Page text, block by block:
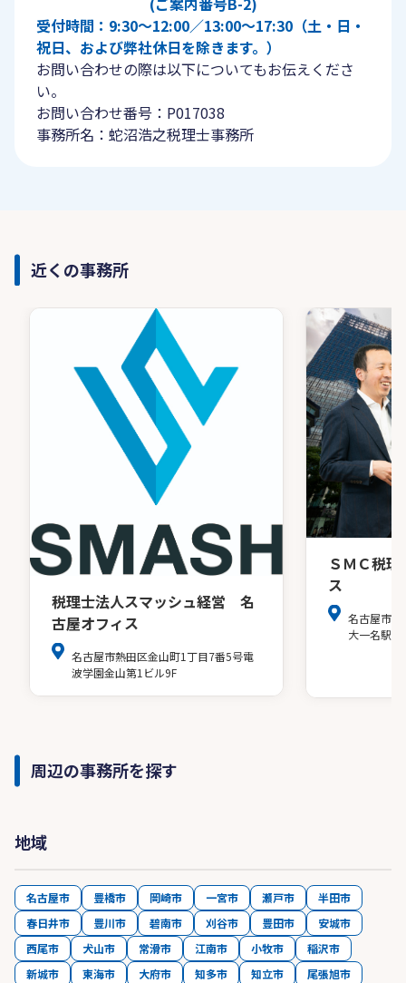
受付時間：9:30〜12:00／13:00〜17:30（土・日・
祝日、および弊社休日を除きます。）
お問い合わせの際は以下についてもお伝えくださ
い。
お問い合わせ番号：P017038
事務所名：蛇沼浩之税理士事務所
近くの事務所
税理士法人スマッシュ経営 名
古屋オフィス
名古屋市熱田区金山町1丁目7番5号電
波学園金山第1ビル9F
ＳＭＣ税
ス
名古屋市中
大一名駅ビ
周辺の事務所を探す
地域
名古屋市 豊橋市 岡崎市 一宮市 瀬戸市
半田市
春日井市
豊川市 碧南市 刈谷市 豊田市
安城市
西尾市
犬山市 常滑市 江南市 小牧市
稲沢市
新城市
東海市 大府市 知多市 知立市
尾張旭市